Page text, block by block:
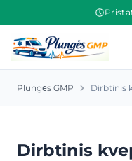
Plungės GMP Dirbtinis
Dirbtinis